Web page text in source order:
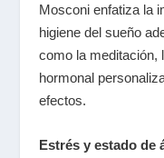
Mosconi enfatiza la
higiene del sueño
como la meditación,
hormonal
efectos.
Estrés y estado de